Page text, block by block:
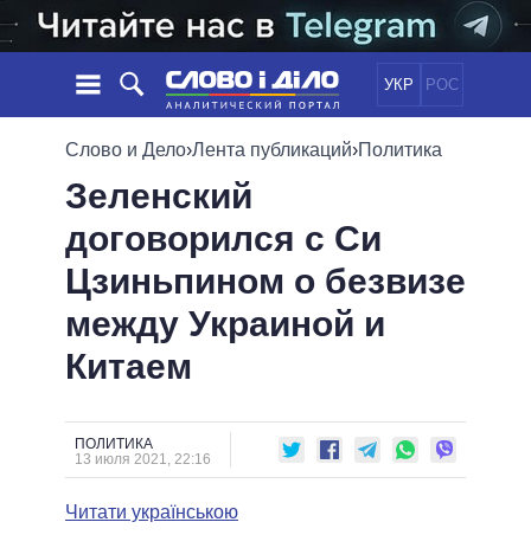
УКР РОС
НОВОСТИ
ЛЕНТА
СОБЫТИЯ
СТАТЬИ
МНЕНИЯ
ОБЗОРЫ
ДАЙДЖЕСТЫ
ЭКОНОМИКА
ОБЩЕСТВО
ОБЕЩАНИЯ
ПОЛИТИКИ
ВСЕ ПОЛИТИКИ
ПРЕЗИДЕНТ И ОФИС
ВЕРХОВНАЯ РАДА
ГЛАВЫ ОБЛАДМИНИСТРАЦИЙ
МЭРЫ
ВСЕ ПЕРСОНЫ
ИНФОГРАФИКА
СРАВНЕНИЕ ПОЛИТИКОВ
Слово и Дело›Лента публикаций›Политика
Зеленский
договорился с Си
Цзиньпином о безвизе
между Украиной и
Китаем
ПОЛИТИКА
13 июля 2021, 22:16
Читати українською